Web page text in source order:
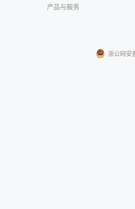
产品与服务
浙公网安